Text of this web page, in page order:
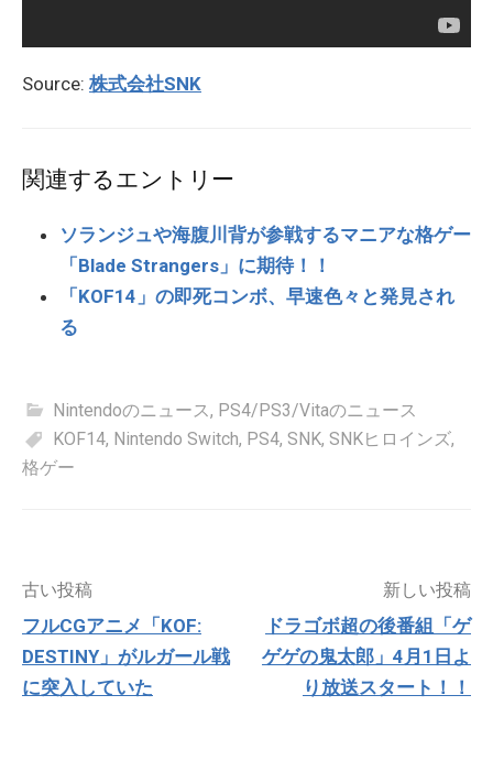
Source: 株式会社SNK
関連するエントリー
ソランジュや海腹川背が参戦するマニアな格ゲー
「Blade Strangers」に期待！！
「KOF14」の即死コンボ、早速色々と発見され
る
Nintendoのニュース, PS4/PS3/Vitaのニュース
KOF14, Nintendo Switch, PS4, SNK, SNKヒロインズ,
格ゲー
投
ナ
ビ
ゲ
古い投稿
フルCGアニメ「KOF:
DESTINY」がルガール戦
に突入していた
新しい投稿
ドラゴボ超の後番組「ゲ
ゲゲの鬼太郎」4月1日よ
り放送スタート！！